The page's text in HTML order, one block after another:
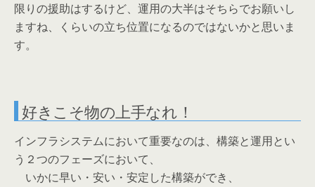
限りの援助はするけど、運用の大半はそちらでお願いし
ますね、くらいの立ち位置になるのではないかと思いま
す。
好きこそ物の上手なれ！
インフラシステムにおいて重要なのは、構築と運用とい
う２つのフェーズにおいて、
いかに早い・安い・安定した構築ができ、